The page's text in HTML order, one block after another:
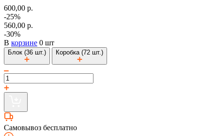
600,00 р.
-25%
560,00 р.
-30%
В корзине 0 шт
Блок (36 шт.) Коробка (72 шт.)
Самовывоз бесплатно